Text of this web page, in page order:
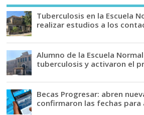
Tuberculosis en la Escuela
realizar estudios a los
Alumno de la Escuela
tuberculosis y activaron el
Becas Progresar: abren
confirmaron las fechas para